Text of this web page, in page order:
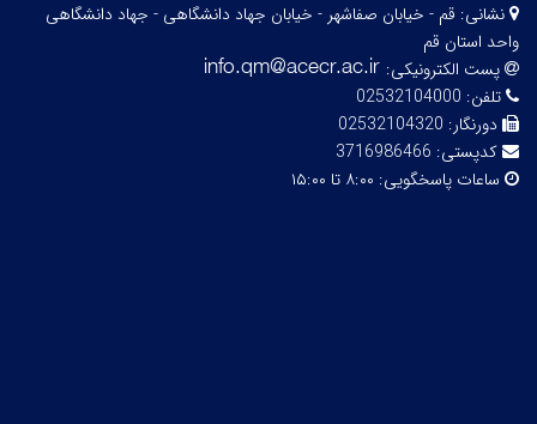
نشانی: قم - خیابان صفاشهر - خیابان جهاد دانشگاهی - جهاد دانشگاهی
واحد استان قم
پست الکترونیکی:
تلفن: 02532104000
دورنگار: 02532104320
کدپستی: 3716986466
ساعات پاسخگویی: ۸:۰۰ تا ۱۵:۰۰